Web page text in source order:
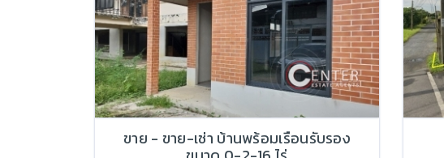
ขาย - ขาย-เช่า บ้านพร้อมเรือนรับรอง